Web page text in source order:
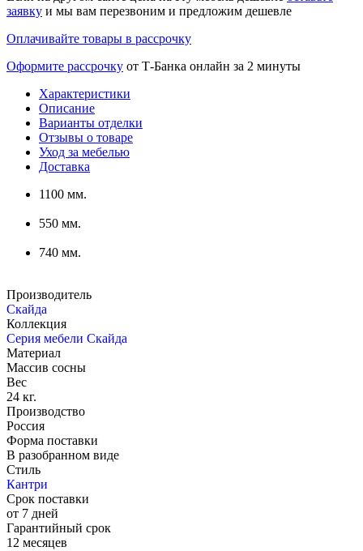
заявку и мы вам перезвоним и предложим дешевле
Оплачивайте товары в рассрочку
Оформите рассрочку от Т-Банка онлайн за 2 минуты
Характеристики
Описание
Варианты отделки
Отзывы о товаре
Уход за мебелью
Доставка
1100 мм.
550 мм.
740 мм.
Производитель
Скайда
Коллекция
Серия мебели Скайда
Материал
Массив сосны
Вес
24 кг.
Производство
Россия
Форма поставки
В разобранном виде
Стиль
Кантри
Срок поставки
от 7 дней
Гарантийный срок
12 месяцев